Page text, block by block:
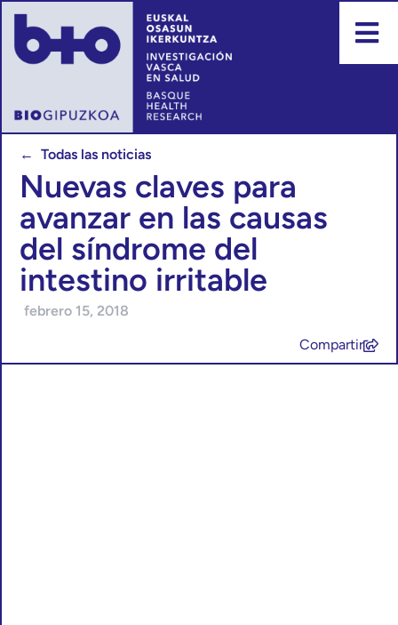
← Todas las noticias
Nuevas claves para
avanzar en las causas
del síndrome del
intestino irritable
febrero 15, 2018
Compartir